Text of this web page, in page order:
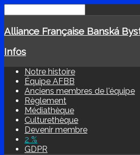
Alliance Française Banská
Infos
Notre histoire
Équipe AFBB
Anciens membres de l'équipe
Règlement
Médiathèque
Culturethèque
Devenir membre
2 %
GDPR